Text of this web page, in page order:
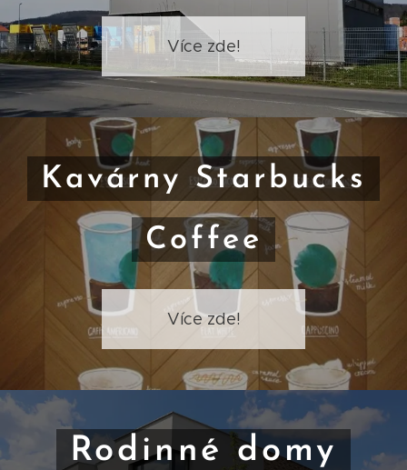
Více zde!
Kavárny Starbucks
Coffee
Více zde!
Rodinné domy